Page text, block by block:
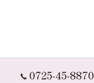
0725-45-8870